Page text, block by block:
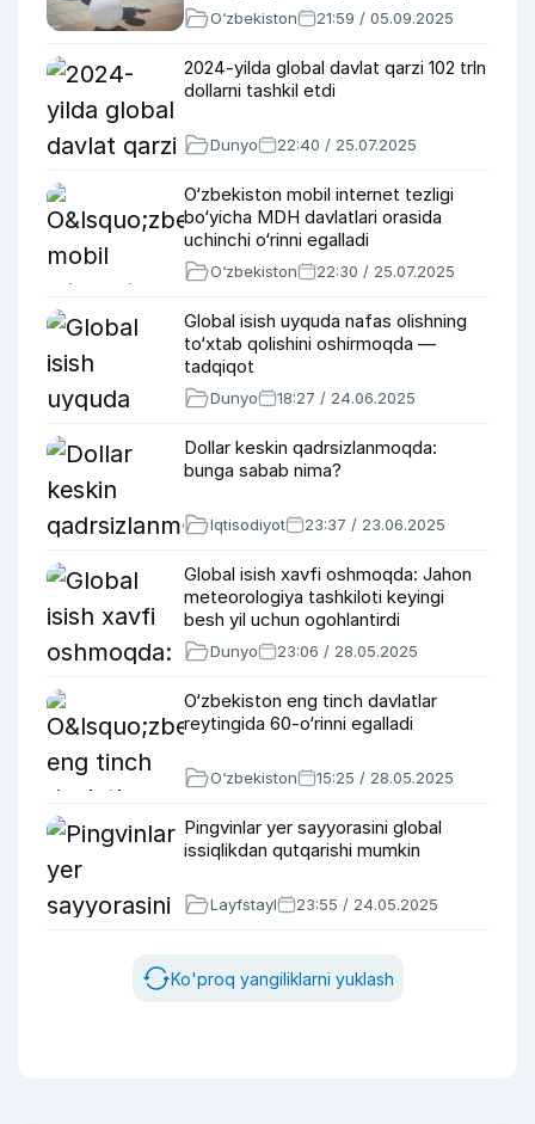
O‘zbekiston 21:59 / 05.09.2025
2024-yilda global davlat qarzi 102 trln
dollarni tashkil etdi
Dunyo 22:40 / 25.07.2025
O‘zbekiston mobil internet tezligi
bo‘yicha MDH davlatlari orasida
uchinchi o‘rinni egalladi
O‘zbekiston 22:30 / 25.07.2025
Global isish uyquda nafas olishning
to‘xtab qolishini oshirmoqda —
tadqiqot
Dunyo 18:27 / 24.06.2025
Dollar keskin qadrsizlanmoqda:
bunga sabab nima?
Iqtisodiyot 23:37 / 23.06.2025
Global isish xavfi oshmoqda: Jahon
meteorologiya tashkiloti keyingi
besh yil uchun ogohlantirdi
Dunyo 23:06 / 28.05.2025
O‘zbekiston eng tinch davlatlar
reytingida 60-o‘rinni egalladi
O‘zbekiston 15:25 / 28.05.2025
Pingvinlar yer sayyorasini global
issiqlikdan qutqarishi mumkin
Layfstayl 23:55 / 24.05.2025
Ko'proq yangiliklarni yuklash